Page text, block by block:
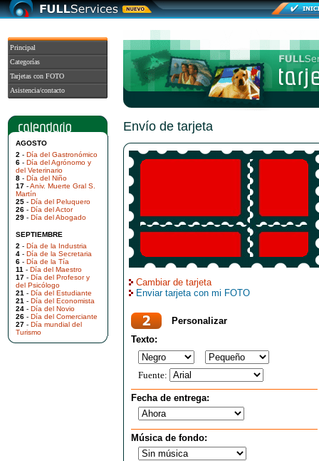
Principal
Categorías
Tarjetas con FOTO
Asistencia/contacto
AGOSTO
2 - Día del Gastronómico
6 - Día del Agrónomo y
del Veterinario
8 - Día del Niño
17 -Aniv. Muerte Gral S.
Martín
25 - Día del Peluquero
26 - Día del Actor
29 - Día del Abogado
SEPTIEMBRE
2 - Día de la Industria
4 - Día de la Secretaria
6 - Día de la Tía
11 - Día del Maestro
17 - Día del Profesor y
del Psicólogo
21 - Día del Estudiante
21 - Día del Economista
24 - Día del Novio
26 - Día del Comerciante
27 - Día mundial del
Turismo
Envío de tarjeta
Cambiar de tarjeta
Enviar tarjeta con mi FOTO
Personalizar
Texto:
Fuente:
Fecha de entrega:
Música de fondo: